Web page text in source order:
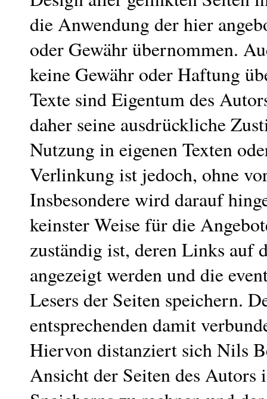
die Anwendung der hier
oder Gewähr übernommen.
keine Gewähr oder Haftung
Texte sind Eigentum des
daher seine ausdrückliche
Nutzung in eigenen Texten
Verlinkung ist jedoch, ohne
Insbesondere wird darauf
keinster Weise für die
zuständig ist, deren Links auf
angezeigt werden und die
Lesers der Seiten speichern.
entsprechenden damit
Hiervon distanziert sich Nils
Ansicht der Seiten des Autors